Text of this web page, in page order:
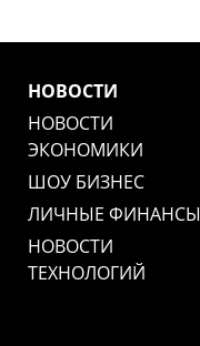
НОВОСТИ
НОВОСТИ
ЭКОНОМИКИ
ШОУ БИЗНЕС
ЛИЧНЫЕ ФИНАНСЫ
НОВОСТИ
ТЕХНОЛОГИЙ